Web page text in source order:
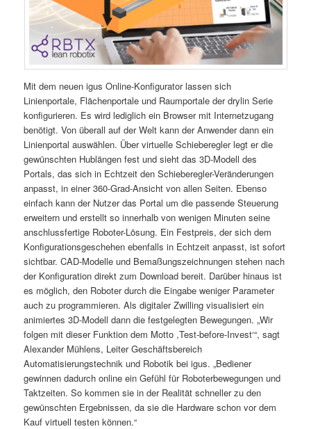
Mit dem neuen igus Online-Konfigurator lassen sich
Linienportale, Flächenportale und Raumportale der drylin Serie
konfigurieren. Es wird lediglich ein Browser mit Internetzugang
benötigt. Von überall auf der Welt kann der Anwender dann ein
Linienportal auswählen. Über virtuelle Schieberegler legt er die
gewünschten Hublängen fest und sieht das 3D-Modell des
Portals, das sich in Echtzeit den Schieberegler-Veränderungen
anpasst, in einer 360-Grad-Ansicht von allen Seiten. Ebenso
einfach kann der Nutzer das Portal um die passende Steuerung
erweitern und erstellt so innerhalb von wenigen Minuten seine
anschlussfertige Roboter-Lösung. Ein Festpreis, der sich dem
Konfigurationsgeschehen ebenfalls in Echtzeit anpasst, ist sofort
sichtbar. CAD-Modelle und Bemaßungszeichnungen stehen nach
der Konfiguration direkt zum Download bereit. Darüber hinaus ist
es möglich, den Roboter durch die Eingabe weniger Parameter
auch zu programmieren. Als digitaler Zwilling visualisiert ein
animiertes 3D-Modell dann die festgelegten Bewegungen. „Wir
folgen mit dieser Funktion dem Motto ,Test-before-Invest‘“, sagt
Alexander Mühlens, Leiter Geschäftsbereich
Automatisierungstechnik und Robotik bei igus. „Bediener
gewinnen dadurch online ein Gefühl für Roboterbewegungen und
Taktzeiten. So kommen sie in der Realität schneller zu den
gewünschten Ergebnissen, da sie die Hardware schon vor dem
Kauf virtuell testen können.“